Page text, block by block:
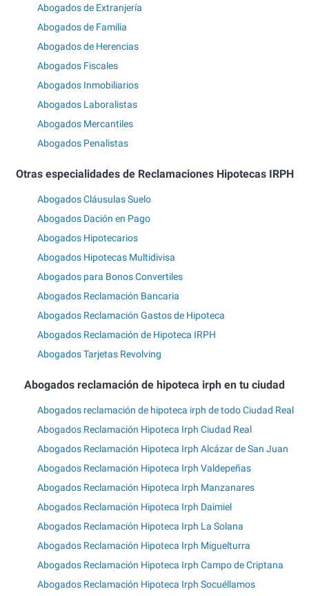
Abogados de Extranjería
Abogados de Familia
Abogados de Herencias
Abogados Fiscales
Abogados Inmobiliarios
Abogados Laboralistas
Abogados Mercantiles
Abogados Penalistas
Otras especialidades de Reclamaciones Hipotecas IRPH
Abogados Cláusulas Suelo
Abogados Dación en Pago
Abogados Hipotecarios
Abogados Hipotecas Multidivisa
Abogados para Bonos Convertiles
Abogados Reclamación Bancaria
Abogados Reclamación Gastos de Hipoteca
Abogados Reclamación de Hipoteca IRPH
Abogados Tarjetas Revolving
Abogados reclamación de hipoteca irph en tu ciudad
Abogados reclamación de hipoteca irph de todo Ciudad Real
Abogados Reclamación Hipoteca Irph Ciudad Real
Abogados Reclamación Hipoteca Irph Alcázar de San Juan
Abogados Reclamación Hipoteca Irph Valdepeñas
Abogados Reclamación Hipoteca Irph Manzanares
Abogados Reclamación Hipoteca Irph Daimiel
Abogados Reclamación Hipoteca Irph La Solana
Abogados Reclamación Hipoteca Irph Miguelturra
Abogados Reclamación Hipoteca Irph Campo de Criptana
Abogados Reclamación Hipoteca Irph Socuéllamos